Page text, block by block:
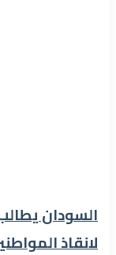
السودان
لانقاذ